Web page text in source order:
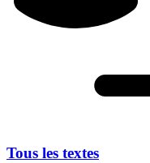
Tous les textes